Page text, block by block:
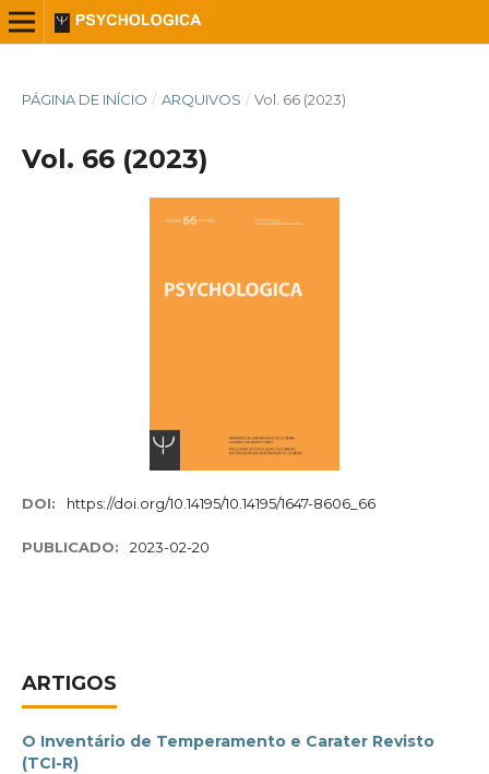
PÁGINA DE INÍCIO / ARQUIVOS / Vol. 66 (2023)
Vol. 66 (2023)
DOI: https://doi.org/10.14195/10.14195/1647-8606_66
PUBLICADO: 2023-02-20
ARTIGOS
O Inventário de Temperamento e Carater Revisto
(TCI-R)